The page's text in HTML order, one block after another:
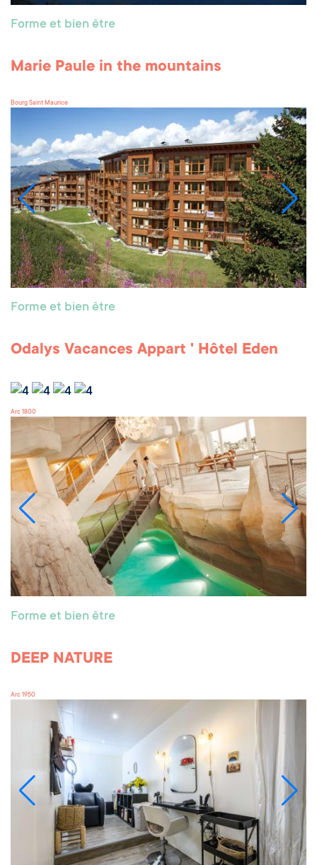
Forme et bien être
Marie Paule in the mountains
Bourg Saint Maurice
Forme et bien être
Odalys Vacances Appart ' Hôtel Eden
Arc 1800
Forme et bien être
DEEP NATURE
Arc 1950